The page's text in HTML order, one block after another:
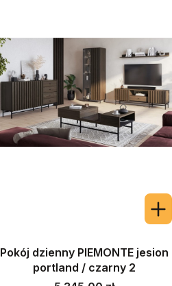
Pokój dzienny PIEMONTE jesion
portland / czarny 2